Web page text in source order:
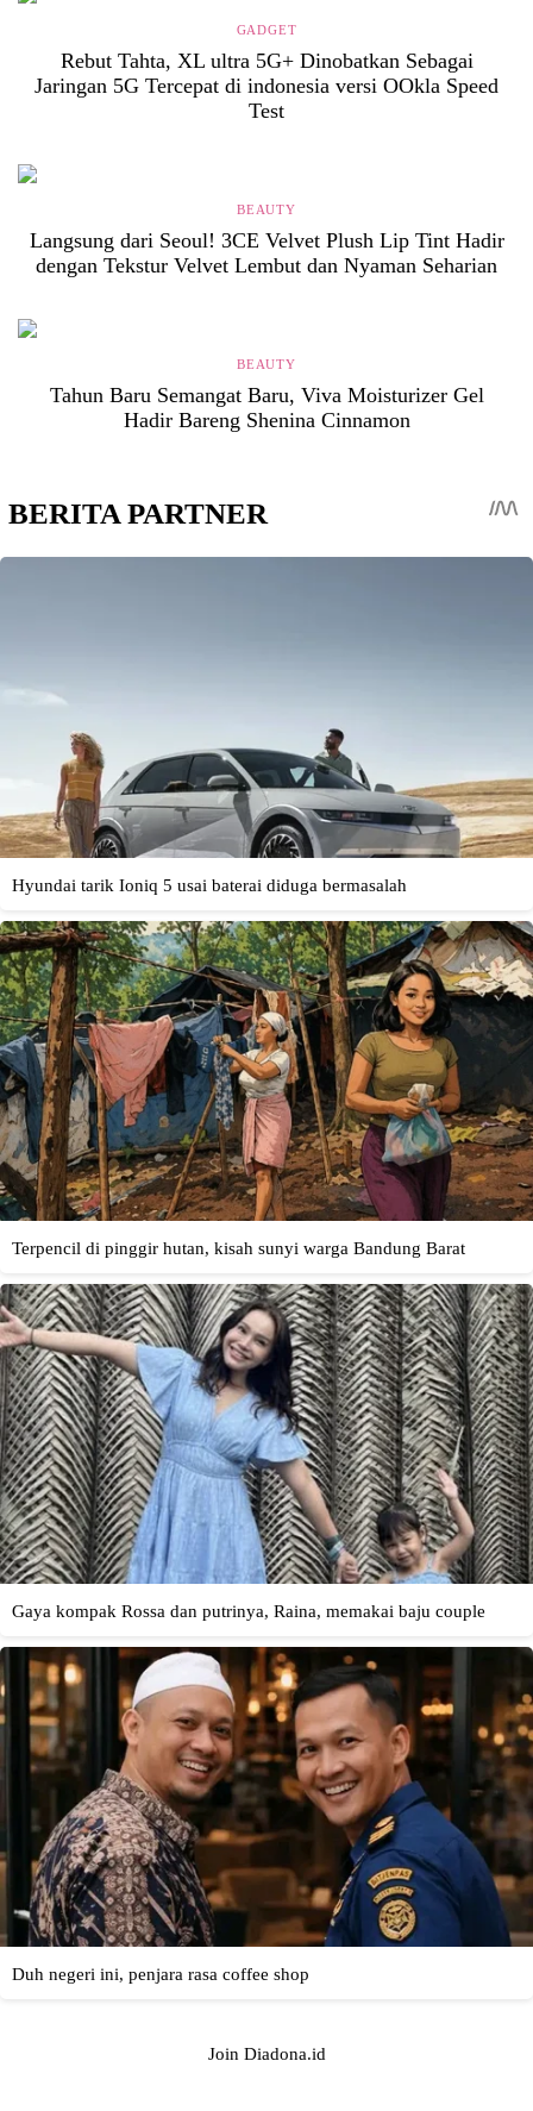
GADGET
Rebut Tahta, XL ultra 5G+ Dinobatkan Sebagai
Jaringan 5G Tercepat di indonesia versi OOkla Speed
Test
BEAUTY
Langsung dari Seoul! 3CE Velvet Plush Lip Tint Hadir
dengan Tekstur Velvet Lembut dan Nyaman Seharian
BEAUTY
Tahun Baru Semangat Baru, Viva Moisturizer Gel
Hadir Bareng Shenina Cinnamon
Join Diadona.id